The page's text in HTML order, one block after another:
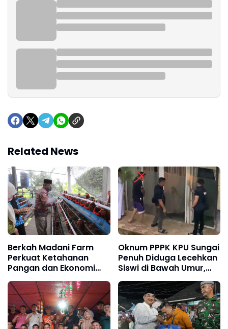
Related News
Berkah Madani Farm
Perkuat Ketahanan
Pangan dan Ekonomi
Masyarakat
Oknum PPPK KPU Sungai
Penuh Diduga Lecehkan
Siswi di Bawah Umur,
Polisi Lakukan Olah TKP